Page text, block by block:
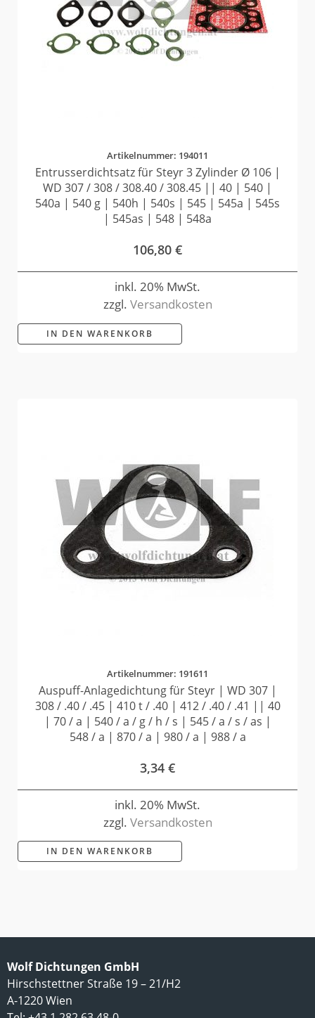
Artikelnummer: 194011
Entrusserdichtsatz für Steyr 3 Zylinder Ø 106 |
WD 307 / 308 / 308.40 / 308.45 || 40 | 540 |
540a | 540 g | 540h | 540s | 545 | 545a | 545s
| 545as | 548 | 548a
106,80 €
inkl. 20% MwSt.
zzgl. Versandkosten
IN DEN WARENKORB
Artikelnummer: 191611
Auspuff-Anlagedichtung für Steyr | WD 307 |
308 / .40 / .45 | 410 t / .40 | 412 / .40 / .41 || 40
| 70 / a | 540 / a / g / h / s | 545 / a / s / as |
548 / a | 870 / a | 980 / a | 988 / a
3,34 €
inkl. 20% MwSt.
zzgl. Versandkosten
IN DEN WARENKORB
Wolf Dichtungen GmbH
Hirschstettner Straße 19 – 21/H2
A-1220 Wien